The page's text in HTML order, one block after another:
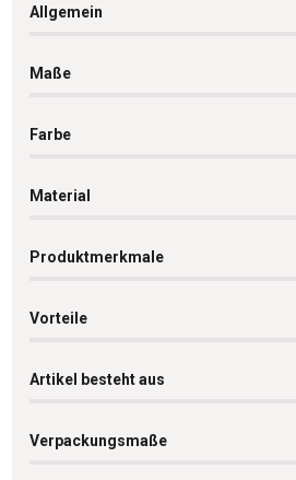
Allgemein
Maße
Farbe
Material
Produktmerkmale
Vorteile
Artikel besteht aus
Verpackungsmaße